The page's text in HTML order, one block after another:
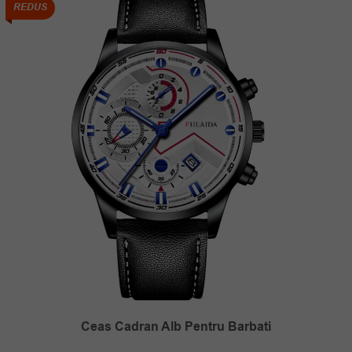
REDUS
Ceas Cadran Alb Pentru Barbati